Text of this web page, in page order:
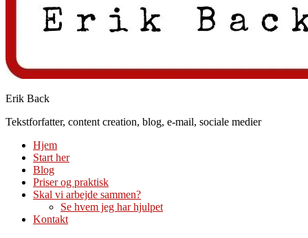
Erik Back
Tekstforfatter, content creation, blog, e-mail, sociale medier
Hjem
Start her
Blog
Priser og praktisk
Skal vi arbejde sammen?
Se hvem jeg har hjulpet
Kontakt